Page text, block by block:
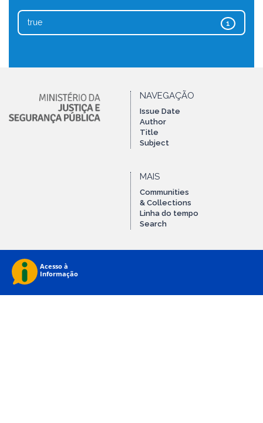
1
true
NAVEGAÇÃO
Issue Date
Author
Title
Subject
MAIS
Communities
& Collections
Linha do tempo
Search